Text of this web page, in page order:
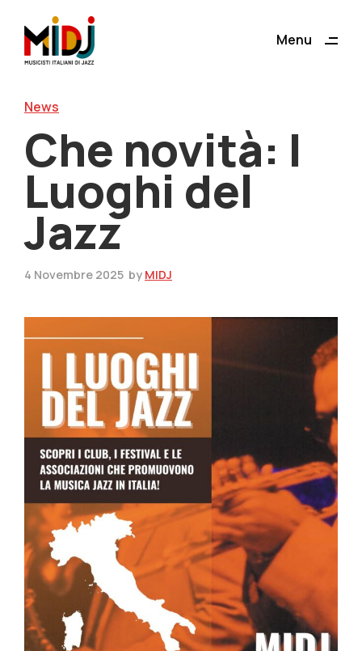
Menu
News
Che novità: I
Luoghi del
Jazz
4 Novembre 2025 by MIDJ